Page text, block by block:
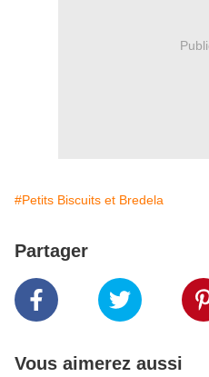
#Petits Biscuits et Bredela
Partager
Vous aimerez aussi